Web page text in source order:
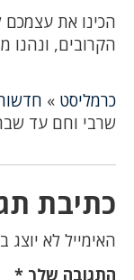
הכינו את עצמכם
הקרובים, ונהנו
כרמליסט »
שרבי וחם עד
כתיבת
האימייל לא יוצג
התגובה שלך *